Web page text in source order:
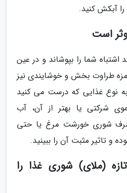
آبکش کنید.
است
اشتباه شما را بپوشاند و در عین
طراوت بخش و خوشایندی نیز
نوع غذایی که درست می کنید
شرکتی یا بهتر از آن، آب
شوری خورشت مرغ یا حتی
و تاثیر مثبت آن را ببینید.
(ملای) شوری غذا را